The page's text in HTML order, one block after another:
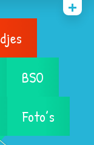
BSO
Foto’s